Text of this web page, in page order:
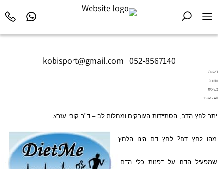
kobisport@gmail.com 052-8567140
דיאטה
ותזונה
בשיטת
Diet2All:
שמאחורי
יתר לחץ הדם, הסתיידות העורקים ומחלות לב – ד"ר קובי עזרא
מהו לחץ דם? לחץ דם הינו הלחץ
שמפעיל הדם על דפנות כלי הדם.